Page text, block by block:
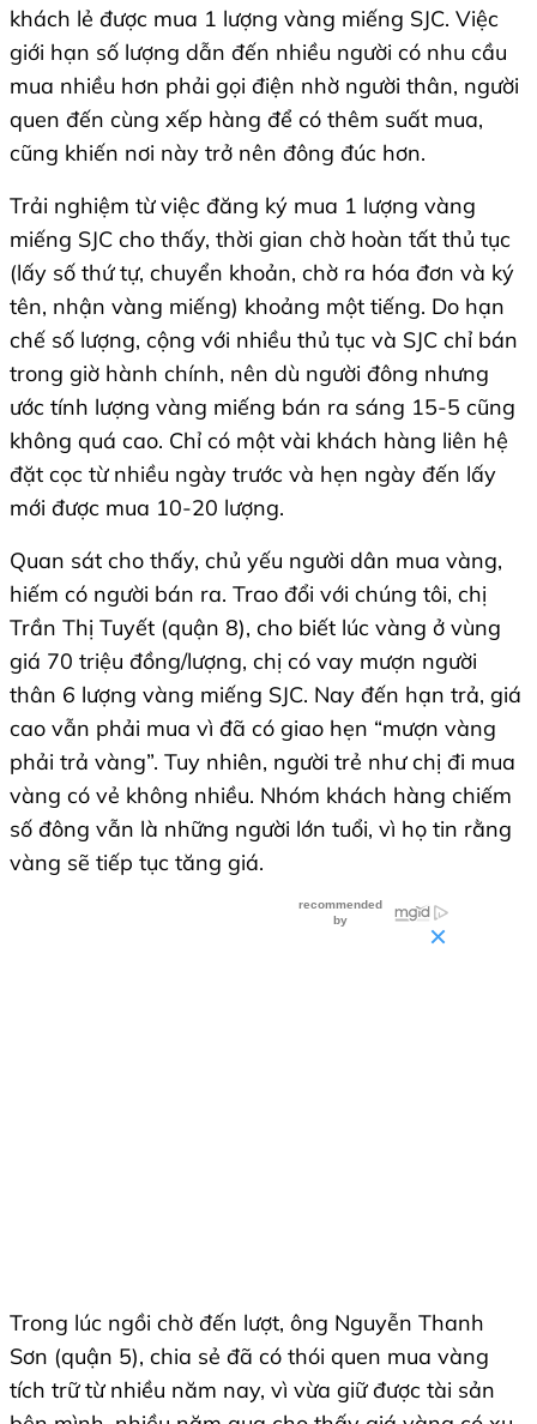
khách lẻ được mua 1 lượng vàng miếng SJC. Việc
giới hạn số lượng dẫn đến nhiều người có nhu cầu
mua nhiều hơn phải gọi điện nhờ người thân, người
quen đến cùng xếp hàng để có thêm suất mua,
cũng khiến nơi này trở nên đông đúc hơn.
Trải nghiệm từ việc đăng ký mua 1 lượng vàng
miếng SJC cho thấy, thời gian chờ hoàn tất thủ tục
(lấy số thứ tự, chuyển khoản, chờ ra hóa đơn và ký
tên, nhận vàng miếng) khoảng một tiếng. Do hạn
chế số lượng, cộng với nhiều thủ tục và SJC chỉ bán
trong giờ hành chính, nên dù người đông nhưng
ước tính lượng vàng miếng bán ra sáng 15-5 cũng
không quá cao. Chỉ có một vài khách hàng liên hệ
đặt cọc từ nhiều ngày trước và hẹn ngày đến lấy
mới được mua 10-20 lượng.
Quan sát cho thấy, chủ yếu người dân mua vàng,
hiếm có người bán ra. Trao đổi với chúng tôi, chị
Trần Thị Tuyết (quận 8), cho biết lúc vàng ở vùng
giá 70 triệu đồng/lượng, chị có vay mượn người
thân 6 lượng vàng miếng SJC. Nay đến hạn trả, giá
cao vẫn phải mua vì đã có giao hẹn “mượn vàng
phải trả vàng”. Tuy nhiên, người trẻ như chị đi mua
vàng có vẻ không nhiều. Nhóm khách hàng chiếm
số đông vẫn là những người lớn tuổi, vì họ tin rằng
vàng sẽ tiếp tục tăng giá.
Trong lúc ngồi chờ đến lượt, ông Nguyễn Thanh
Sơn (quận 5), chia sẻ đã có thói quen mua vàng
tích trữ từ nhiều năm nay, vì vừa giữ được tài sản